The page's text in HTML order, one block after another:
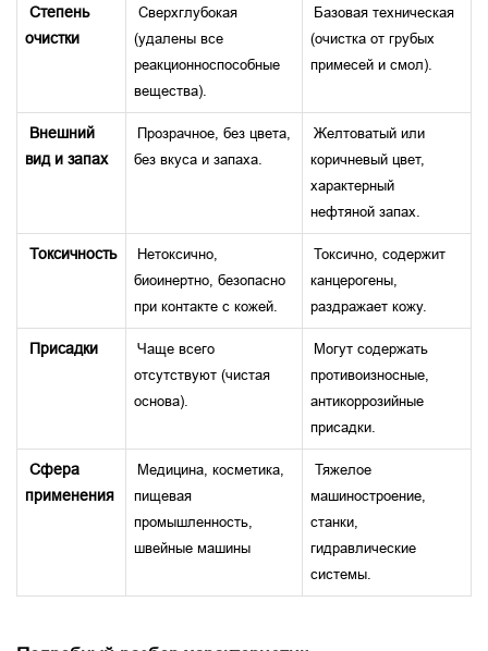
Степень
очистки
Сверхглубокая
(удалены все
реакционноспособные
вещества).
Базовая техническая
(очистка от грубых
примесей и смол).
Внешний
вид и запах
Прозрачное, без цвета,
без вкуса и запаха.
Желтоватый или
коричневый цвет,
характерный
нефтяной запах.
Токсичность
Нетоксично,
биоинертно, безопасно
при контакте с кожей.
Токсично, содержит
канцерогены,
раздражает кожу.
Присадки
Чаще всего
отсутствуют (чистая
основа).
Могут содержать
противоизносные,
антикоррозийные
присадки.
Сфера
применения
Медицина, косметика,
пищевая
промышленность,
швейные машины
Тяжелое
машиностроение,
станки,
гидравлические
системы.